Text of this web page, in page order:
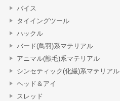
バイス
タイイングツール
ハックル
バード(鳥羽)系マテリアル
アニマル(獣毛)系マテリアル
シンセティック(化繊)系マテリアル
ヘッド＆アイ
スレッド